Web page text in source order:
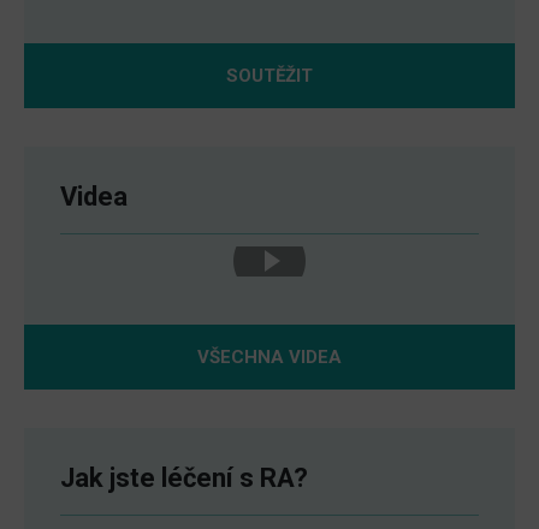
SOUTĚŽIT
Videa
VŠECHNA VIDEA
Jak jste léčení s RA?